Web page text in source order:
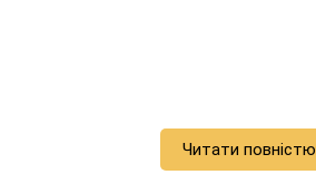
Читати повністю